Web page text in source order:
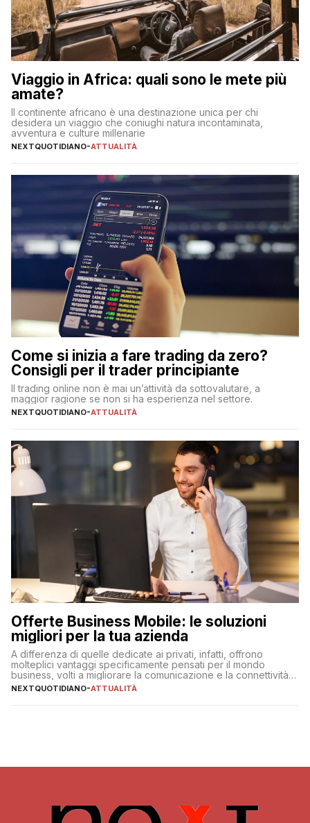
Viaggio in Africa: quali sono le mete più
amate?
Il continente africano è una destinazione unica per chi
desidera un viaggio che coniughi natura incontaminata,
avventura e culture millenarie
NEXTQUOTIDIANO-ATTUALITÀ
Come si inizia a fare trading da zero?
Consigli per il trader principiante
Il trading online non è mai un’attività da sottovalutare, a
maggior ragione se non si ha esperienza nel settore.
NEXTQUOTIDIANO-ATTUALITÀ
Offerte Business Mobile: le soluzioni
migliori per la tua azienda
A differenza di quelle dedicate ai privati, infatti, offrono
molteplici vantaggi specificamente pensati per il mondo
business, volti a migliorare la comunicazione e la connettività
degli utenti
NEXTQUOTIDIANO-ATTUALITÀ